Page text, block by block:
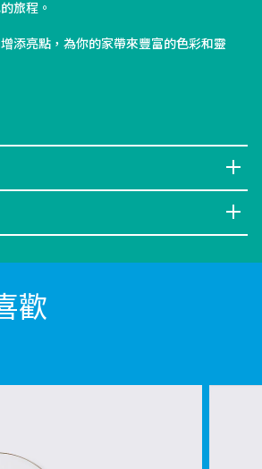
旅程。
添亮點，為你的家帶來豐富的色彩和靈
歡